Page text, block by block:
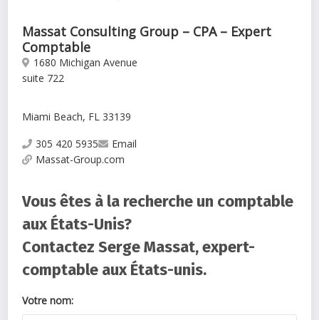
Massat Consulting Group – CPA – Expert
Comptable
1680 Michigan Avenue
suite 722
Miami Beach, FL 33139
305 420 5935
Email
Massat-Group.com
Vous êtes à la recherche un comptable
aux États-Unis?
Contactez Serge Massat, expert-
comptable aux États-unis.
Votre nom: